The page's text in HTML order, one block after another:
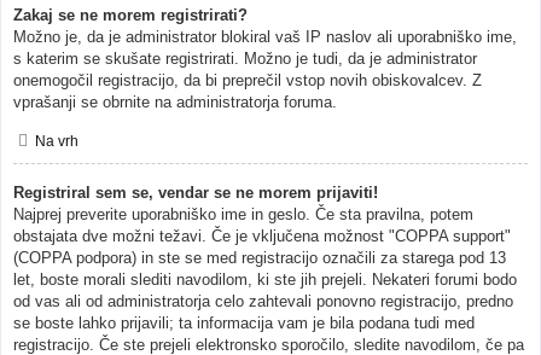
Zakaj se ne morem registrirati?
Možno je, da je administrator blokiral vaš IP naslov ali uporabniško ime,
s katerim se skušate registrirati. Možno je tudi, da je administrator
onemogočil registracijo, da bi preprečil vstop novih obiskovalcev. Z
vprašanji se obrnite na administratorja foruma.
Na vrh
Registriral sem se, vendar se ne morem prijaviti!
Najprej preverite uporabniško ime in geslo. Če sta pravilna, potem
obstajata dve možni težavi. Če je vključena možnost "COPPA support"
(COPPA podpora) in ste se med registracijo označili za starega pod 13
let, boste morali slediti navodilom, ki ste jih prejeli. Nekateri forumi bodo
od vas ali od administratorja celo zahtevali ponovno registracijo, predno
se boste lahko prijavili; ta informacija vam je bila podana tudi med
registracijo. Če ste prejeli elektronsko sporočilo, sledite navodilom, če pa